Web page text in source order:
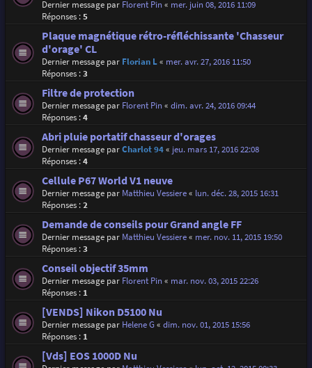
Dernier message par Florent Pin« mer. juin 08, 2016 11:09
Réponses :5
Plaque magnétique rétro-réfléchissante 'Chasseur
d'orage' CL
Dernier message par Florian L« mer. avr. 27, 2016 11:50
Réponses :3
Filtre de protection
Dernier message par Florent Pin« dim. avr. 24, 2016 09:44
Réponses :4
Abri pluie portatif chasseur d'orages
Dernier message parCharlot 94« jeu. mars 17, 2016 22:08
Réponses :4
Cellule P67 World V1 neuve
Dernier message par Matthieu Vessiere« lun. déc. 28, 2015 16:31
Réponses :2
Demande de conseils pour Grand angle FF
Dernier message par Matthieu Vessiere« mer. nov. 11, 2015 19:50
Réponses :3
Conseil objectif 35mm
Dernier message par Florent Pin« mar. nov. 03, 2015 22:26
Réponses : 1
[VENDS] Nikon D5100 Nu
Dernier message par Helene G« dim. nov. 01, 2015 15:56
Réponses : 1
[Vds] EOS 1000D Nu